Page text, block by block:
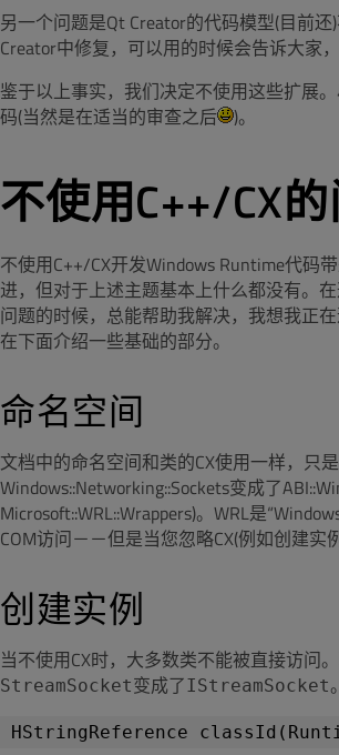
另一个问题是Qt Creator的代码模型(目前
Creator中修复，可以用的时候会告诉大家
鉴于以上事实，我们决定不使用这些扩展
码(当然是在适当的审查之后
)。
不使用C++/CX
不使用C++/CX开发Windows Runtime代码
进，但对于上述主题基本上什么都没有。
问题的时候，总能帮助我解决，我想我正
在下面介绍一些基础的部分。
命名空间
文档中的命名空间和类的CX使用一样，只
Windows::Networking::Sockets变成了
Microsoft::WRL::Wrappers)。WRL是
COM访问－－但是当您忽略CX(例如创建实
创建实例
当不使用CX时，大多数类不能被直接访问
StreamSocket变成了IStreamSocket